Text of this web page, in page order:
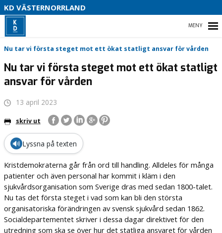
KD VÄSTERNORRLAND
HEM
PARTIDISTRIKTET
ENGAGERA DIG
MEDIA
Nu tar vi första steget mot ett ökat statligt ansvar för vården
Nu tar vi första steget mot ett ökat statligt
ansvar för vården
13 april 2023
skriv ut
🔊 Lyssna på texten
Kristdemokraterna går från ord till handling. Alldeles för många
patienter och även personal har kommit i kläm i den
sjukvårdsorganisation som Sverige dras med sedan 1800-talet.
Nu tas det första steget i vad som kan bli den största
organisatoriska förändringen av svensk sjukvård sedan 1862.
Socialdepartementet skriver i dessa dagar direktivet för den
utredning som ska se över hur det statliga ansvaret för vården